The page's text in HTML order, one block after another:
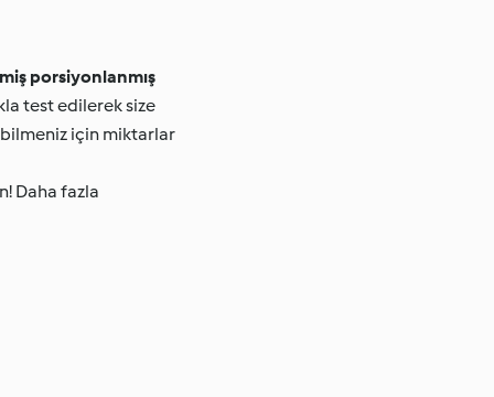
porsiyonlanmış
test edilerek size
için miktarlar
Daha fazla